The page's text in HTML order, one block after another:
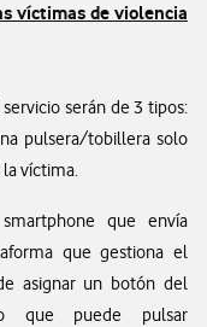
víctimas de violencia
serán de 3 tipos:
pulsera/tobillera solo
la víctima.
que envía
que gestiona el
asignar un botón del
que puede pulsar